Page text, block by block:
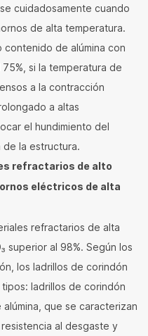
cuidadosamente cuando
de alta temperatura.
contenido de alúmina con
si la temperatura de
a la contracción
a altas
el hundimiento del
la estructura.
refractarios de alto
eléctricos de alta
refractarios de alta
superior al 98%. Según los
los ladrillos de corindón
ladrillos de corindón
que se caracterizan
al desgaste y